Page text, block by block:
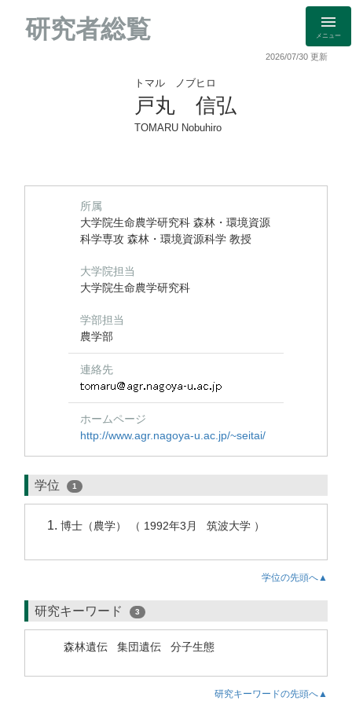
研究者総覧 メニュー
2026/07/30 更新
トマル ノブヒロ
戸丸 信弘
TOMARU Nobuhiro
所属
大学院生命農学研究科 森林・環境資源
科学専攻 森林・環境資源科学 教授
大学院担当
大学院生命農学研究科
学部担当
農学部
連絡先
ホームページ
http://www.agr.nagoya-u.ac.jp/~seitai/
学位 1
博士（農学） （ 1992年3月 筑波大学 ）
学位の先頭へ▲
研究キーワード 3
森林遺伝 集団遺伝 分子生態
研究キーワードの先頭へ▲